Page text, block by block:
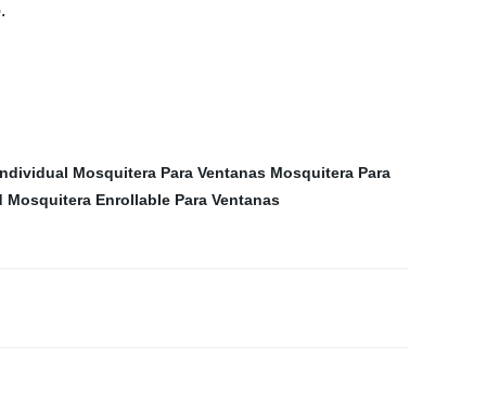
Mosquitera Para Ventanas Mosquitera Para
Mosquitera Enrollable Para Ventanas